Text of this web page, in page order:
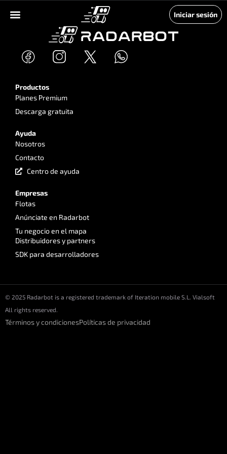
Iniciar sesión
Productos
Planes Premium
Descarga gratuita
Ayuda
Nosotros
Contacto
Centro de ayuda
Empresas
Flotas
Anúnciate en Radarbot
Tu negocio en el mapa
Distribuidores y partners
SDK para desarrolladores
© 2025 Radarbot is a registered trademark of Iteration mobile S.L. Vialsoft
All rights reserved.
Términos y condicionesPolíticas de privacidad